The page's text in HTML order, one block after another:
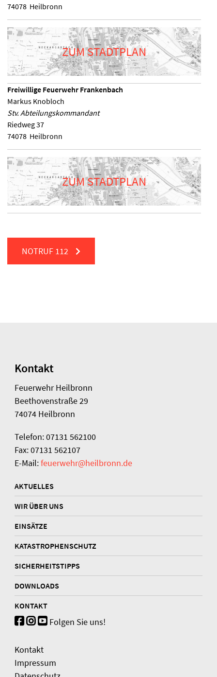
74078 Heilbronn
ZUM STADTPLAN
Freiwillige Feuerwehr Frankenbach
Markus Knobloch
Stv. Abteilungskommandant
Riedweg 37
74078 Heilbronn
ZUM STADTPLAN
NOTRUF 112
Kontakt
Feuerwehr Heilbronn
Beethovenstraße 29
74074 Heilbronn
Telefon: 07131 562100
Fax: 07131 562107
E-Mail:feuerwehr@heilbronn.de
AKTUELLES
WIR ÜBER UNS
EINSÄTZE
KATASTROPHENSCHUTZ
SICHERHEITSTIPPS
DOWNLOADS
KONTAKT
Folgen Sie uns!
Kontakt
Impressum